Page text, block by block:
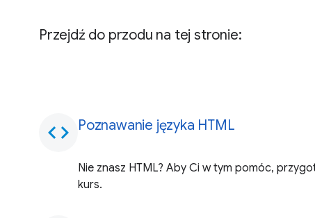
Przejdź do przodu na tej stronie:
code Poznawanie języka HTML
Nie znasz HTML? Aby Ci w tym pomóc,
kurs.